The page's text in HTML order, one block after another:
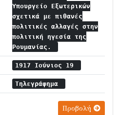
Υπουργείο Εξωτερικών
σχετικά με πιθανές
πολιτικές αλλαγές στην
πολιτική ηγεσία της
Ρουμανίας.
1917 Ιούνιος 19
Τηλεγράφημα
Προβολή